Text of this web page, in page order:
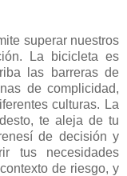
superar nuestros
La bicicleta es
las barreras de
de complicidad,
culturas. La
te aleja de tu
de decisión y
tus necesidades
de riesgo, y